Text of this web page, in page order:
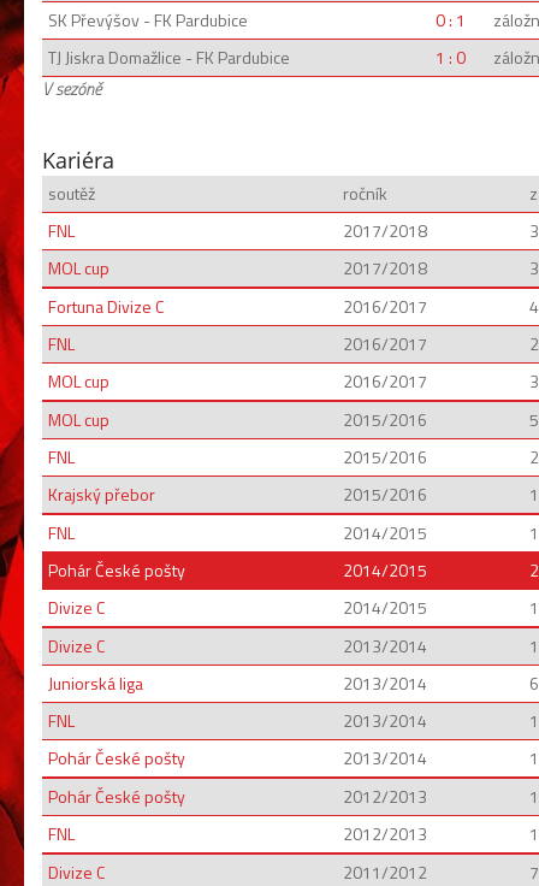
SK Převýšov - FK Pardubice
0 : 1
TJ Jiskra Domažlice - FK Pardubice
1 : 0
V sezóně
Kariéra
soutěž ročník
FNL
2017/2018
MOL cup
2017/2018
3
Fortuna Divize C
2016/2017
4
FNL
2016/2017
MOL cup
2016/2017
3
MOL cup
2015/2016
5
FNL
2015/2016
Krajský přebor
2015/2016
1
FNL
2014/2015
Pohár České pošty
2014/2015
2
Divize C
2014/2015
Divize C
2013/2014
Juniorská liga
2013/2014
6
FNL
2013/2014
Pohár České pošty
2013/2014
1
Pohár České pošty
2012/2013
1
FNL
2012/2013
Divize C
2011/2012
7